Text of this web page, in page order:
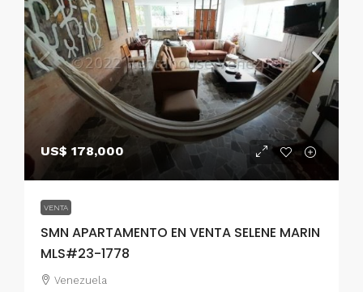
US$ 178,000
VENTA
SMN APARTAMENTO EN VENTA SELENE MARIN
MLS#23-1778
Venezuela